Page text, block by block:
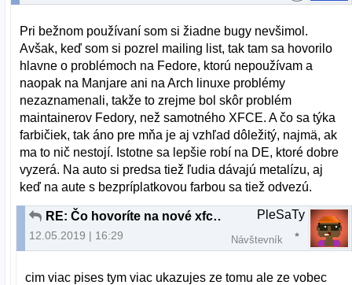
Pri bežnom používaní som si žiadne bugy nevšimol.
Avšak, keď som si pozrel mailing list, tak tam sa hovorilo
hlavne o problémoch na Fedore, ktorú nepoužívam a
naopak na Manjare ani na Arch linuxe problémy
nezaznamenali, takže to zrejme bol skôr problém
maintainerov Fedory, než samotného XFCE. A čo sa týka
farbičiek, tak áno pre mňa je aj vzhľad dôležitý, najmä, ak
ma to nič nestojí. Istotne sa lepšie robí na DE, ktoré dobre
vyzerá. Na auto si predsa tiež ľudia dávajú metalízu, aj
keď na aute s bezpríplatkovou farbou sa tiež odvezú.
RE: Čo hovoríte na nové xfce v xubuntu19.04
12.05.2019 | 16:29
PleSaTy
Návštevník
cim viac pises tym viac ukazujes ze tomu ale ze vobec